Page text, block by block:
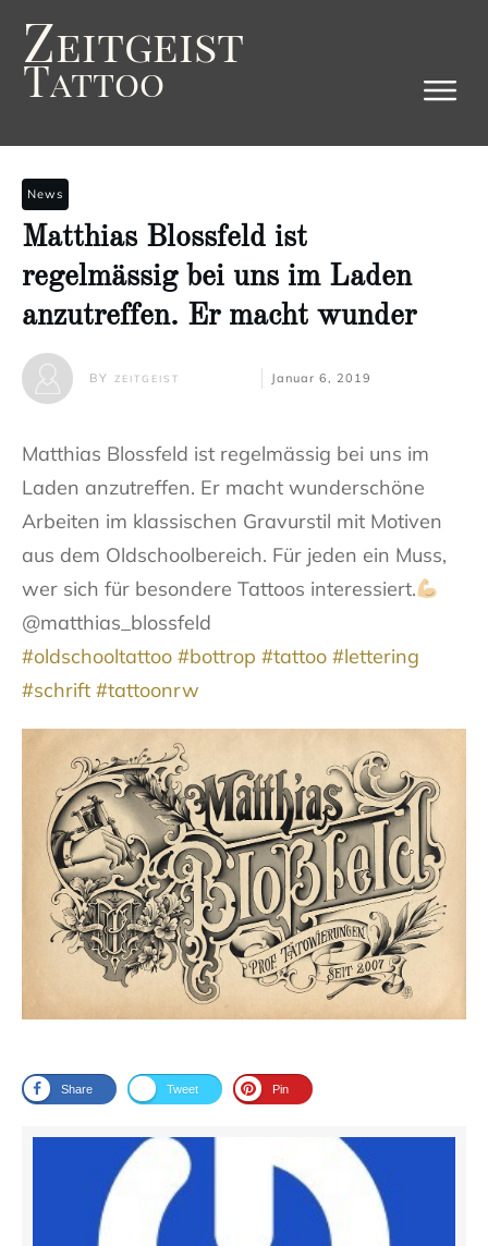
Zeitgeist
Tattoo
News
Matthias Blossfeld ist
regelmässig bei uns im Laden
anzutreffen. Er macht wunder
BYZEITGEIST Januar 6, 2019
Matthias Blossfeld ist regelmässig bei uns im
Laden anzutreffen. Er macht wunderschöne
Arbeiten im klassischen Gravurstil mit Motiven
aus dem Oldschoolbereich. Für jeden ein Muss,
wer sich für besondere Tattoos interessiert.
@matthias_blossfeld
#oldschooltattoo #bottrop #tattoo #lettering
#schrift #tattoonrw
Share Tweet Pin